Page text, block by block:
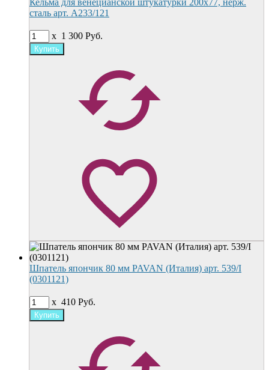
Кельма для венецианской штукатурки 200х77, нерж.
сталь арт. A233/121
x 1 300 Руб.
Шпатель япончик 80 мм PAVAN (Италия) арт. 539/I
(0301121)
x 410 Руб.